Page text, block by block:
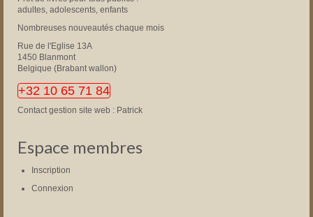
adultes, adolescents, enfants
Nombreuses nouveautés chaque mois
Rue de l'Eglise 13A
1450 Blanmont
Belgique (Brabant wallon)
+32 10 65 71 84
Contact gestion site web : Patrick
Espace membres
Inscription
Connexion